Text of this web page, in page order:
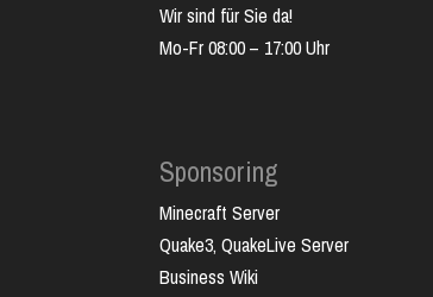
Wir sind für Sie da!
Mo-Fr 08:00 – 17:00 Uhr
Sponsoring
Minecraft Server
Quake3, QuakeLive Server
Business Wiki